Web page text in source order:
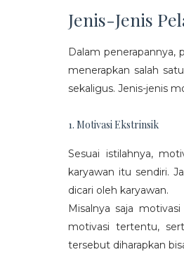
Jenis-Jenis
Dalam
menerapkan salah
sekaligus. Jenis-jenis
1. Motivasi Ekstrinsik
Sesuai istilahnya,
karyawan itu sendiri.
dicari oleh karyawan.
Misalnya saja
motivasi tertentu,
tersebut diharapkan